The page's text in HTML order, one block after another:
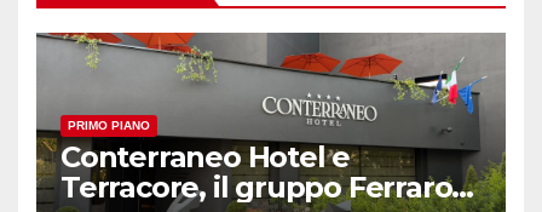
PRIMO PIANO
Conterraneo Hotel e
Terracore, il gruppo Ferraro